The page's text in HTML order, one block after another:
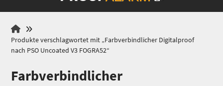
Proofalarm
Produkte verschlagwortet mit „Farbverbindlicher Digitalproof
nach PSO Uncoated V3 FOGRA52“
Farbverbindlicher